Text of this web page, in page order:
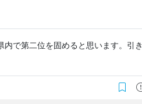
で第二位を固めると思います。引き